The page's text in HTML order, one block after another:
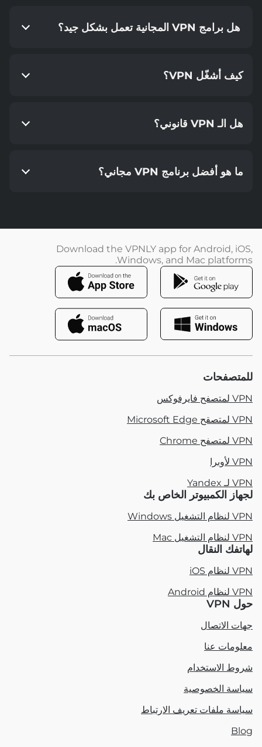
هل برامج VPN المجانية تعمل بشكل جيد؟
كيف أشغّل VPN؟
هل الـ VPN قانوني؟
ما هو أفضل برنامج VPN مجاني؟
Download the VPNLY app for Android, iOS,
Windows, and Mac platforms.
للمتصفحات
VPN لمتصفح فايرفوكس
VPN لمتصقح Microsoft Edge
VPN لمتصفح Chrome
VPN لأوبرا
VPN لـ Yandex
لجهاز الكمبيوتر الخاص بك
VPN لنظام التشغيل Windows
VPN لنظام التشغيل Mac
لهاتفك النقال
VPN لنظام iOS
VPN لنظام Android
حول VPN
جهات الاتصال
معلومات عنا
شروط الاستخدام
سياسة الخصوصية
سياسة ملفات تعريف الارتباط
Blog